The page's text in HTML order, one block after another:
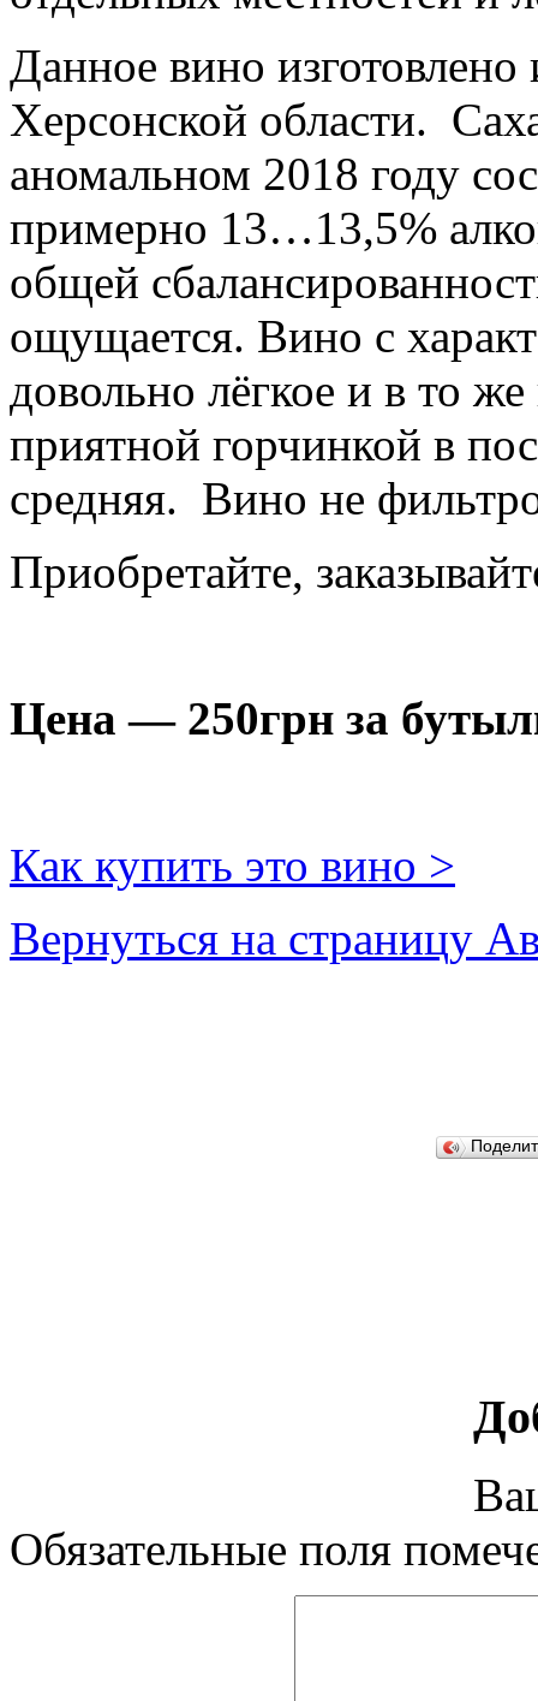
Данное вино
Херсонской области.
аномальном 2018 году
примерно 13…13,5%
общей
ощущается. Вино с
довольно лёгкое и в то
приятной горчинкой в
средняя. Вино не
Приобретайте,
Цена — 250грн за
Как купить это вино >
Вернуться на страницу
Обязательные поля